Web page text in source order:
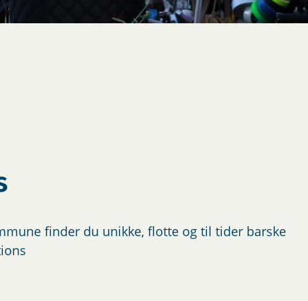
finder du unikke, flotte og til tider barske